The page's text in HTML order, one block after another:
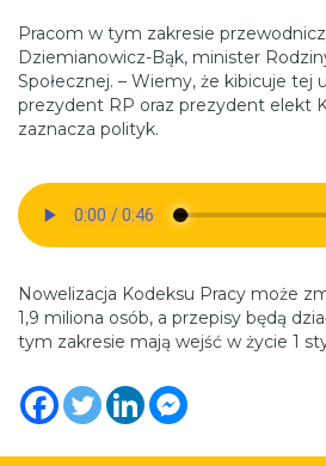
Pracom w tym zakresie
Dziemianowicz-Bąk, minister
Społecznej. – Wiemy, że kibicuje tej
prezydent RP oraz prezydent elekt
zaznacza polityk.
Nowelizacja Kodeksu Pracy może
1,9 miliona osób, a przepisy będą
tym zakresie mają wejść w życie 1